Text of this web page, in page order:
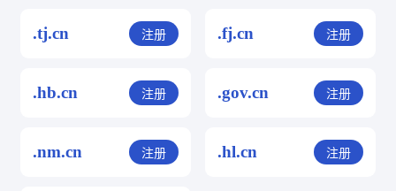
.tj.cn 注册 .fj.cn 注册
.hb.cn 注册 .gov.cn 注册
.nm.cn 注册 .hl.cn 注册